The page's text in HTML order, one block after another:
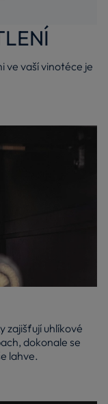
ve vaší vinotéce je
zajišťují uhlíkové
dokonale se
lahve.